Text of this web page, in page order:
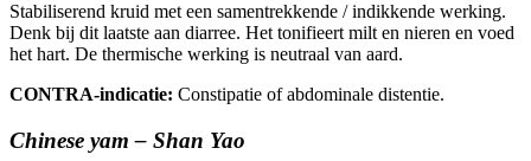
Stabiliserend kruid met een samentrekkende / indikkende werking.
Denk bij dit laatste aan diarree. Het tonifieert milt en nieren en voed
het hart. De thermische werking is neutraal van aard.
CONTRA-indicatie: Constipatie of abdominale distentie.
Chinese yam – Shan Yao